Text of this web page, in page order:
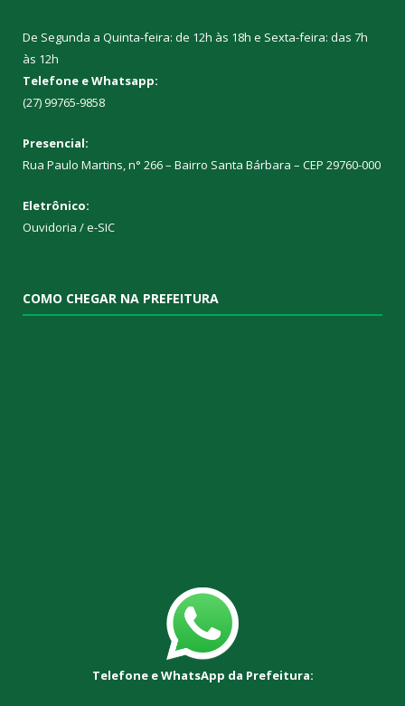
De Segunda a Quinta-feira: de 12h às 18h e Sexta-feira: das 7h
às 12h
Telefone e Whatsapp:
(27) 99765-9858
Presencial:
Rua Paulo Martins, n° 266 – Bairro Santa Bárbara – CEP 29760-000
Eletrônico:
Ouvidoria /e-SIC
COMO CHEGAR NA PREFEITURA
Telefone e WhatsApp da Prefeitura: